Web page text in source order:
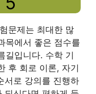
문제는 최대한 많
목에서 좋은 점수를
길입니다. 수학 기
후 회로 이론, 자기
서로 강의를 진행하